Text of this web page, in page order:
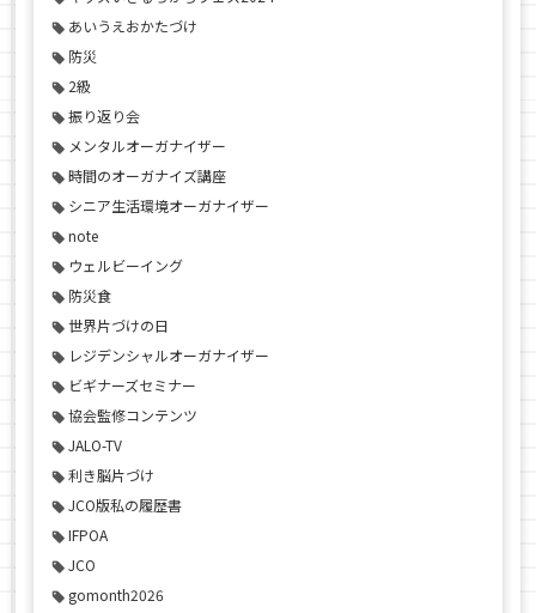
あいうえおかたづけ
防災
2級
振り返り会
メンタルオーガナイザー
時間のオーガナイズ講座
シニア生活環境オーガナイザー
note
ウェルビーイング
防災食
世界片づけの日
レジデンシャルオーガナイザー
ビギナーズセミナー
協会監修コンテンツ
JALO-TV
利き脳片づけ
JCO版私の履歴書
IFPOA
JCO
gomonth2026